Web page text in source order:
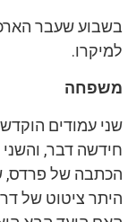
בשבוע שעבר
למיקרו.
משפחה
שני עמודים
חידשה דבר,
הכתבה של פרדס,
היתר ציטוט של